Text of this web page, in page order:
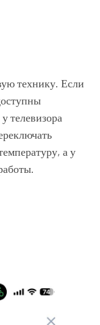
технику. Если
телевизора
а у